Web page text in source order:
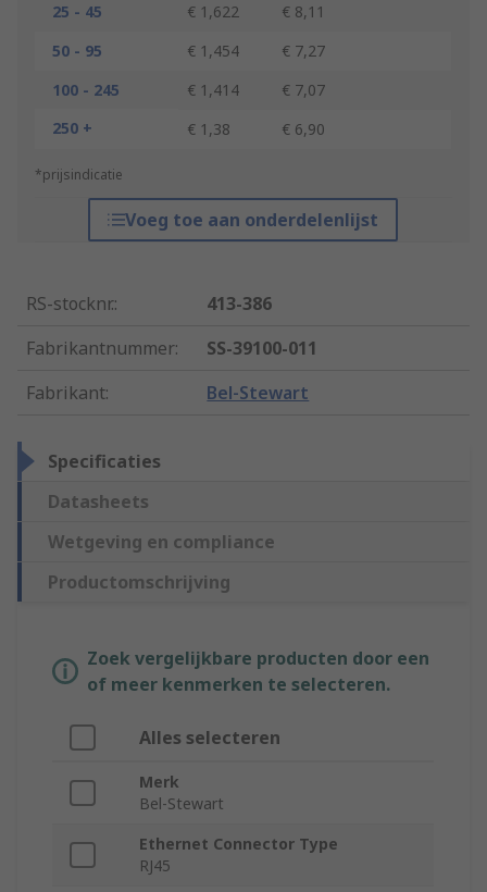
25 - 45
€ 1,622
€ 8,11
50 - 95
€ 1,454
€ 7,27
100 - 245
€ 1,414
€ 7,07
250 +
€ 1,38 € 6,90
*prijsindicatie
Voeg toe aan onderdelenlijst
RS-stocknr.:
413-386
Fabrikantnummer:
SS-39100-011
Fabrikant: Bel-Stewart
Specificaties
Datasheets
Wetgeving en compliance
Productomschrijving
Zoek vergelijkbare producten door een
of meer kenmerken te selecteren.
Alles selecteren
Merk
Bel-Stewart
Ethernet Connector Type
RJ45